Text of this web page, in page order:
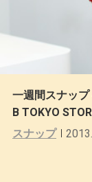
一週間スナップ
B TOKYO
スナップ